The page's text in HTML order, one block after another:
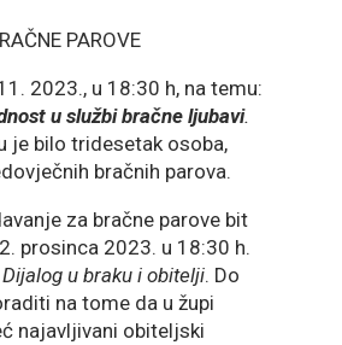
PAROVE
2023., u 18:30 h, na temu:
u službi bračne ljubavi.
je bilo tridesetak osoba,
bračnih parova.
za bračne parove bit
prosinca 2023. u 18:30 h.
Dijalog u braku i obitelji. Do
na tome da u župi
najavljivani obiteljski